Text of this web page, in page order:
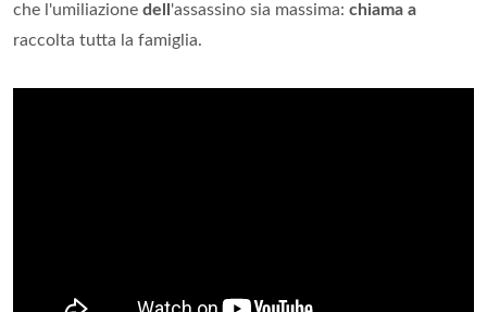
che l'umiliazione dell 'assassino sia massima: chiama a
raccolta tutta la famiglia.